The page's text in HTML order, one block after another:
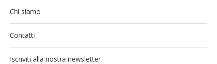
Chi siamo
Contatti
Iscriviti alla nostra newsletter